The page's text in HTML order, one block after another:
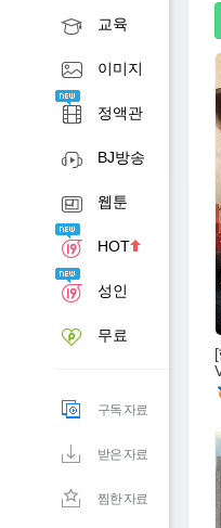
교육
이미지
정액관
BJ방송
웹툰
HOT
성인
무료
구독 자료
받은 자료
찜한 자료